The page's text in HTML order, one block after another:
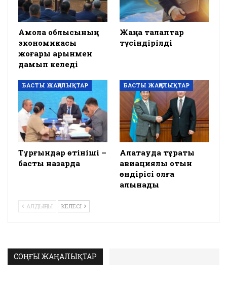
Ақмола облысының
экономикасы
жоғары қарқынмен
дамып келеді
Жаңа талаптар
түсіндірілді
БАСТЫ ЖАҢАЛЫҚТАР
Тұрғындар өтініші –
басты назарда
БАСТЫ ЖАҢАЛЫҚТАР
Алатауда тұрақты
авиациялық отын
өндірісі қолға
алынады
АЛДЫҢҒЫ КЕЛЕСІ
СОҢҒЫ ЖАҢАЛЫҚТАР